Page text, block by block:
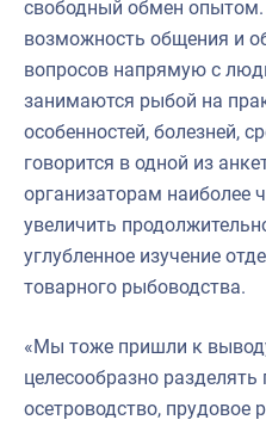
свободный обмен
возможность общения и
вопросов напрямую с
занимаются рыбой на
особенностей, болезней,
говорится в одной из
организаторам наиболее
увеличить
углубленное изучение
товарного рыбоводства.
«Мы тоже пришли к
целесообразно
осетроводство, прудовое